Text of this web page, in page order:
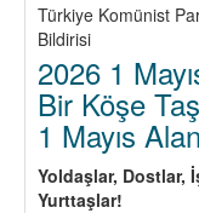
Türkiye Komünist
Bildirisi
2026 1
Bir Köşe
1 Mayıs
Yoldaşlar, Dostlar,
Yurttaşlar!